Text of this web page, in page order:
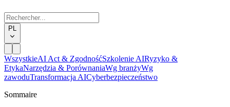
PL
WszystkieAI Act & ZgodnośćSzkolenie AIRyzyko &
EtykaNarzędzia & PorównaniaWg branżyWg
zawoduTransformacja AICyberbezpieczeństwo
Sommaire